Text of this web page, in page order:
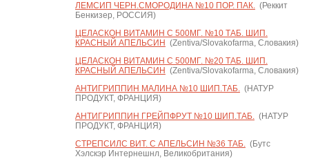
ЛЕМСИП ЧЕРН.СМОРОДИНА №10 ПОР. ПАК.(Реккит
Бенкизер, РОССИЯ)
ЦЕЛАСКОН ВИТАМИН С 500МГ. №10 ТАБ. ШИП.
КРАСНЫЙ АПЕЛЬСИН (Zentiva/Slovakofarma, Словакия)
ЦЕЛАСКОН ВИТАМИН С 500МГ. №20 ТАБ. ШИП.
КРАСНЫЙ АПЕЛЬСИН (Zentiva/Slovakofarma, Словакия)
АНТИГРИППИН МАЛИНА №10 ШИП.ТАБ.(НАТУР
ПРОДУКТ, ФРАНЦИЯ)
АНТИГРИППИН ГРЕЙПФРУТ №10 ШИП.ТАБ.(НАТУР
ПРОДУКТ, ФРАНЦИЯ)
СТРЕПСИЛС ВИТ. С АПЕЛЬСИН №36 ТАБ.(Бутс
Хэлскэр Интернешнл, Великобритания)